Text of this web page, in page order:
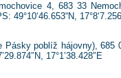
4, 683 33
49°10‘46.653“N,
poblíž hájovny), 685
17°1’38.428″E